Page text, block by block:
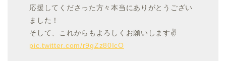
応援してくださった方々本当にありがとうござい
ました！
そして、これからもよろしくお願いします✌️
pic.twitter.com/r9gZz80IcO